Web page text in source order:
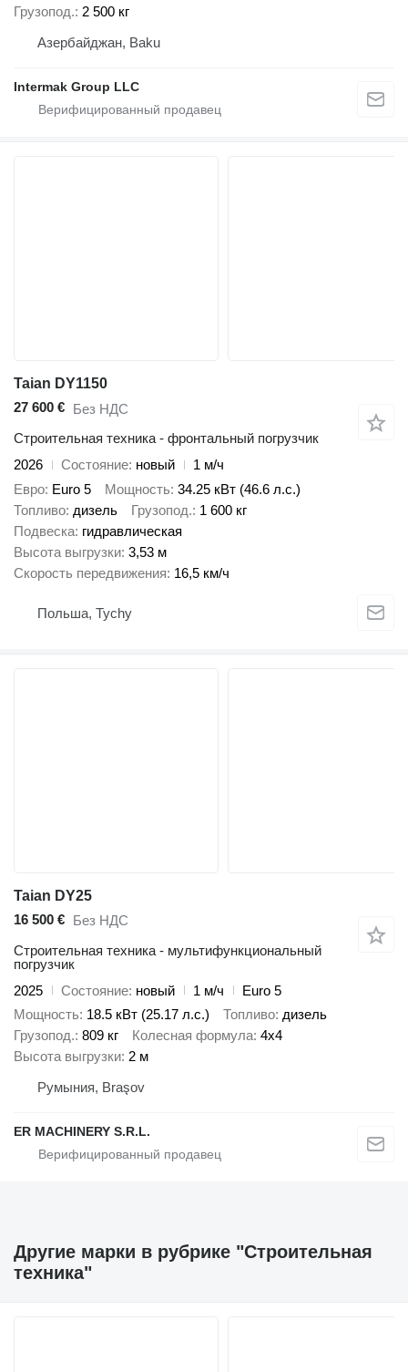
Грузопод. 2 500 кг
Азербайджан, Baku
Intermak Group LLC
Taian DY1150
27 600 € Без НДС
Строительная техника - фронтальный погрузчик
2026
Состояние новый
1 м/ч
Евро Euro 5 Мощность 34.25 кВт (46.6 л.с.)
Топливо дизель Грузопод. 1 600 кг
Подвеска гидравлическая
Высота выгрузки 3,53 м
Скорость передвижения 16,5 км/ч
Польша, Tychy
Taian DY25
16 500 € Без НДС
Строительная техника - мультифункциональный
погрузчик
2025
Состояние новый 1 м/ч
Euro 5
Мощность 18.5 кВт (25.17 л.с.) Топливо дизель
Грузопод. 809 кг Колесная формула 4x4
Высота выгрузки 2 м
Румыния, Braşov
ER MACHINERY S.R.L.
Другие марки в рубрике "Строительная
техника"